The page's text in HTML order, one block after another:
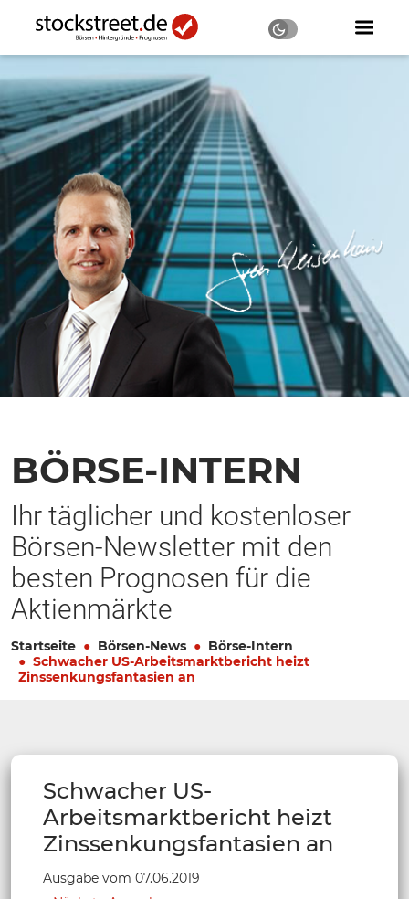
BÖRSE-INTERN
Ihr täglicher und kostenloser
Börsen-Newsletter mit den
besten Prognosen für die
Aktienmärkte
Startseite Börsen-News
Börse-Intern
Schwacher US-Arbeitsmarktbericht heizt
Zinssenkungsfantasien an
Schwacher US-
Arbeitsmarktbericht heizt
Zinssenkungsfantasien an
Ausgabe vom 07.06.2019